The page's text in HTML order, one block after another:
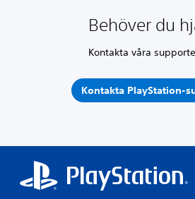
Behöver du
Kontakta våra
Kontakta PlayStation-